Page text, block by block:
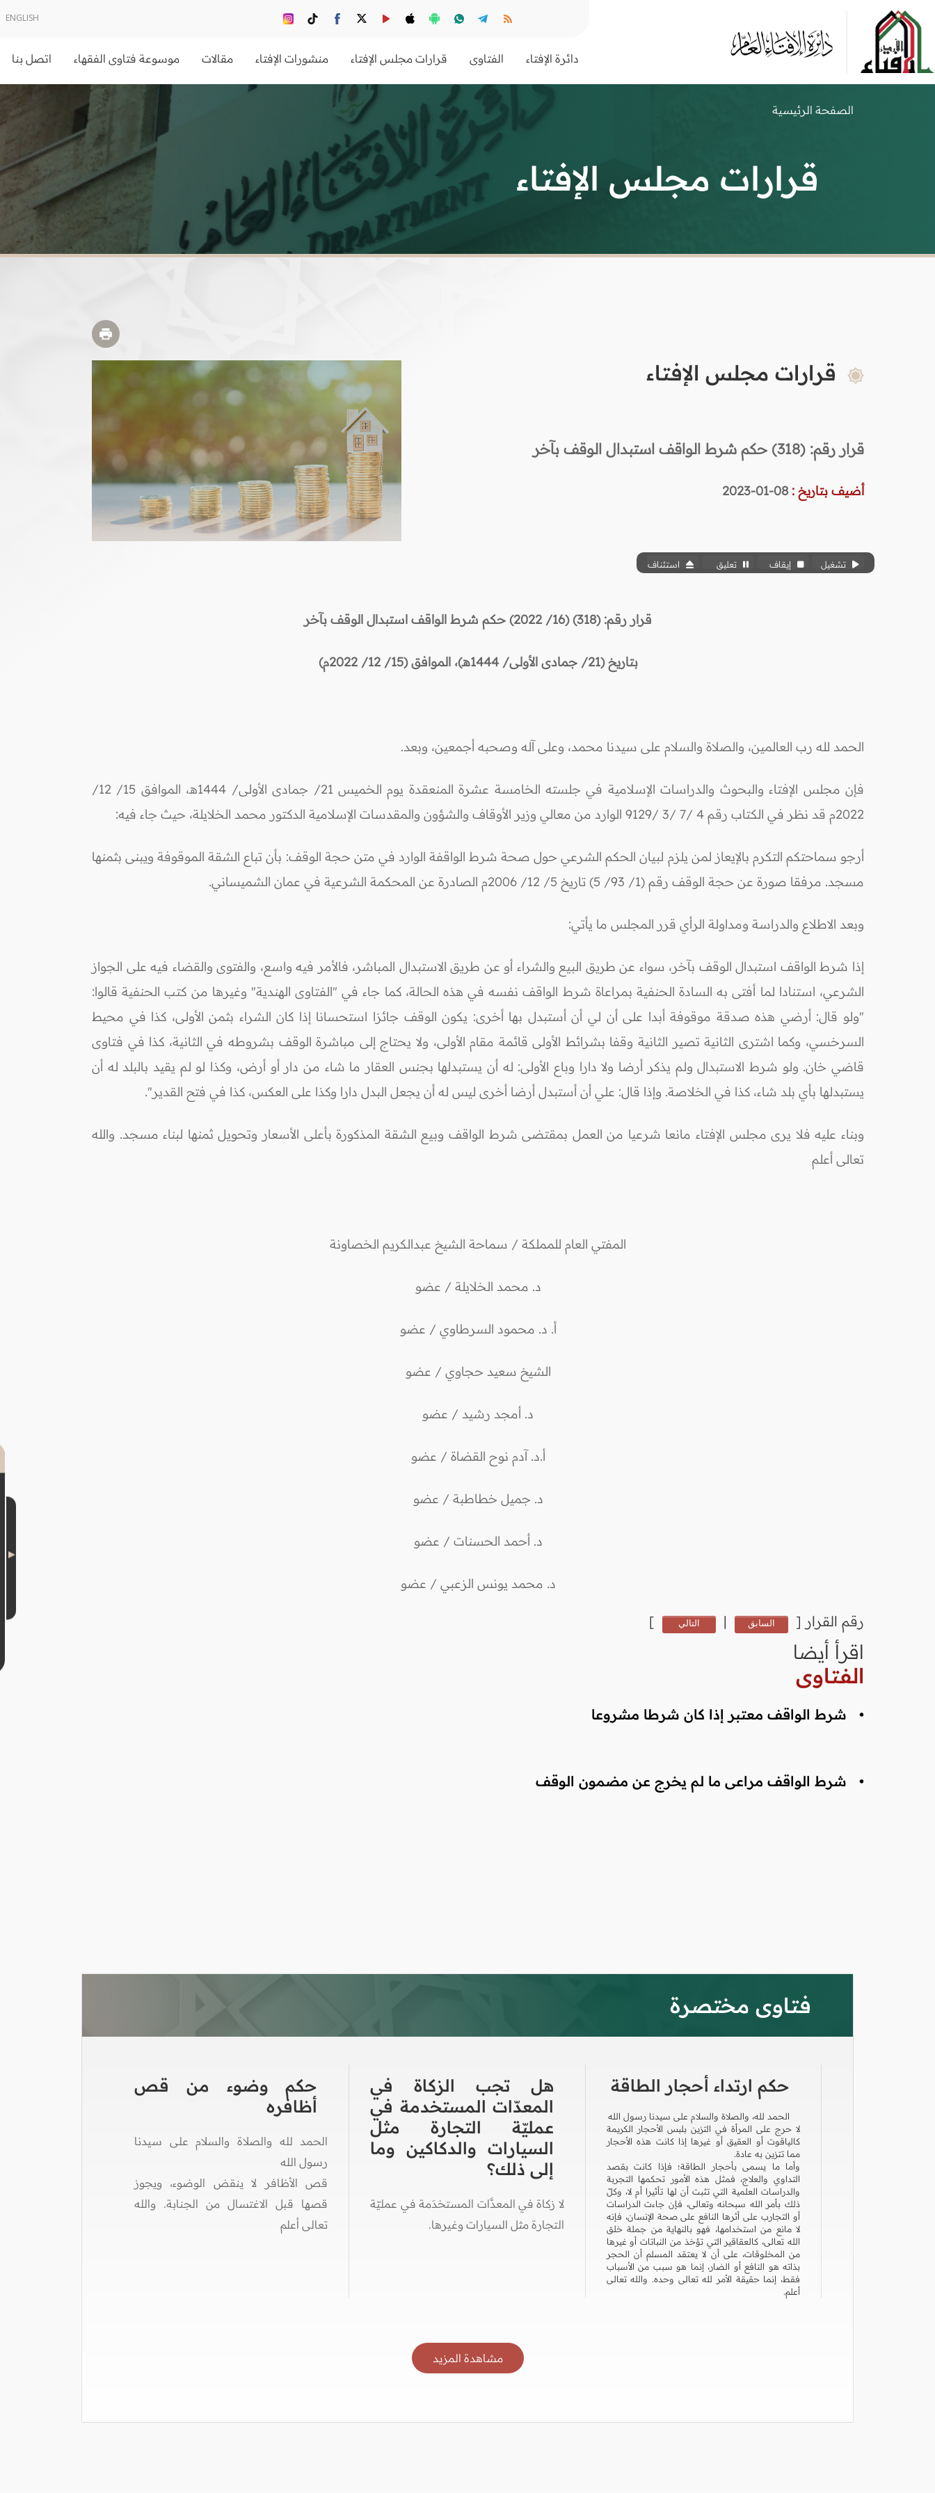
ENGLISH
دائرة الإفتاء الفتاوى قرارات مجلس الإفتاء منشورات الإفتاء مقالات موسوعة فتاوى الفقهاء اتصل بنا
الصفحة الرئيسية
قرارات مجلس الإفتاء
قرارات مجلس الإفتاء
قرار رقم: (318) حكم شرط الواقف استبدال الوقف بآخر
أضيف بتاريخ : 08-01-2023
تشغيل إيقاف تعليق استئناف
قرار رقم: (318) (16/ 2022) حكم شرط الواقف استبدال الوقف بآخر
بتاريخ (21/ جمادى الأولى/ 1444هـ)، الموافق (15/ 12/ 2022م)
الحمد لله رب العالمين، والصلاة والسلام على سيدنا محمد، وعلى آله وصحبه أجمعين، وبعد.
فإن مجلس الإفتاء والبحوث والدراسات الإسلامية في جلسته الخامسة عشرة المنعقدة يوم الخميس 21/ جمادى الأولى/ 1444هـ، الموافق 15/ 12/
2022م قد نظر في الكتاب رقم 4 /7 /3 /9129 الوارد من معالي وزير الأوقاف والشؤون والمقدسات الإسلامية الدكتور محمد الخلايلة، حيث جاء فيه:
أرجو سماحتكم التكرم بالإيعاز لمن يلزم لبيان الحكم الشرعي حول صحة شرط الواقفة الوارد في متن حجة الوقف: بأن تباع الشقة الموقوفة ويبنى بثمنها
مسجد. مرفقا صورة عن حجة الوقف رقم (1/ 93/ 5) تاريخ 5/ 12/ 2006م الصادرة عن المحكمة الشرعية في عمان الشميساني.
وبعد الاطلاع والدراسة ومداولة الرأي قرر المجلس ما يأتي:
إذا شرط الواقف استبدال الوقف بآخر، سواء عن طريق البيع والشراء أو عن طريق الاستبدال المباشر، فالأمر فيه واسع، والفتوى والقضاء فيه على الجواز
الشرعي، استنادا لما أفتى به السادة الحنفية بمراعاة شرط الواقف نفسه في هذه الحالة، كما جاء في "الفتاوى الهندية" وغيرها من كتب الحنفية قالوا:
"ولو قال: أرضي هذه صدقة موقوفة أبدا على أن لي أن أستبدل بها أخرى: يكون الوقف جائزا استحسانا إذا كان الشراء بثمن الأولى، كذا في محيط
السرخسي، وكما اشترى الثانية تصير الثانية وقفا بشرائط الأولى قائمة مقام الأولى، ولا يحتاج إلى مباشرة الوقف بشروطه في الثانية، كذا في فتاوى
قاضي خان. ولو شرط الاستبدال ولم يذكر أرضا ولا دارا وباع الأولى: له أن يستبدلها بجنس العقار ما شاء من دار أو أرض، وكذا لو لم يقيد بالبلد له أن
يستبدلها بأي بلد شاء، كذا في الخلاصة. وإذا قال: علي أن أستبدل أرضا أخرى ليس له أن يجعل البدل دارا وكذا على العكس، كذا في فتح القدير".
وبناء عليه فلا يرى مجلس الإفتاء مانعا شرعيا من العمل بمقتضى شرط الواقف وبيع الشقة المذكورة بأعلى الأسعار وتحويل ثمنها لبناء مسجد. والله
تعالى أعلم
المفتي العام للمملكة / سماحة الشيخ عبدالكريم الخصاونة
د. محمد الخلايلة / عضو
أ. د. محمود السرطاوي / عضو
الشيخ سعيد حجاوي / عضو
د. أمجد رشيد / عضو
أ.د. آدم نوح القضاة / عضو
د. جميل خطاطبة / عضو
د. أحمد الحسنات / عضو
د. محمد يونس الزعبي / عضو
رقم القرار [ السابق | التالي ]
اقرأ أيضا
الفتاوى
• شرط الواقف معتبر إذا كان شرطا مشروعا
• شرط الواقف مراعى ما لم يخرج عن مضمون الوقف
فتاوى مختصرة
حكم ارتداء أحجار الطاقة
الحمد لله، والصلاة والسلام على سيدنا رسول الله
لا حرج على المرأة في التزين بلبس الأحجار الكريمة
كالياقوت أو العقيق أو غيرها إذا كانت هذه الأحجار
مما تتزين به عادة.
وأما ما يسمى بأحجار الطاقة؛ فإذا كانت بقصد
التداوي والعلاج، فمثل هذه الأمور تحكمها التجربة
والدراسات العلمية التي تثبت أن لها تأثيرا أم لا، وكلّ
ذلك بأمر الله سبحانه وتعالى، فإن جاءت الدراسات
أو التجارب على أثرها النافع على صحة الإنسان، فإنه
لا مانع من استخدامها، فهو بالنهاية من جملة خلق
الله تعالى، كالعقاقير التي تؤخذ من النباتات أو غيرها
من المخلوقات، على أن لا يعتقد المسلم أن الحجر
بذاته هو النافع أو الضار، إنما هو سبب من الأسباب
فقط، إنما حقيقة الأمر لله تعالى وحده. والله تعالى
أعلم.
هل تجب الزكاة في
المعدّات المستخدمة في
عمليّة التجارة مثل
السيارات والدكاكين وما
إلى ذلك؟
لا زكاة في المعدَّات المستخدَمة في عمليّة
التجارة مثل السيارات وغيرها.
حكم وضوء من قص
أظافره
الحمد لله والصلاة والسلام على سيدنا
رسول الله
قص الأظافر لا ينقض الوضوء، ويجوز
قصها قبل الاغتسال من الجنابة. والله
تعالى أعلم
مشاهدة المزيد